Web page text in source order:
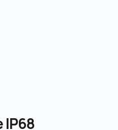
IP68